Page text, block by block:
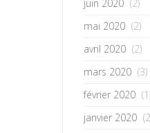
juin 2020 (2)
mai 2020 (2)
avril 2020 (2)
mars 2020 (3)
février 2020
janvier 2020